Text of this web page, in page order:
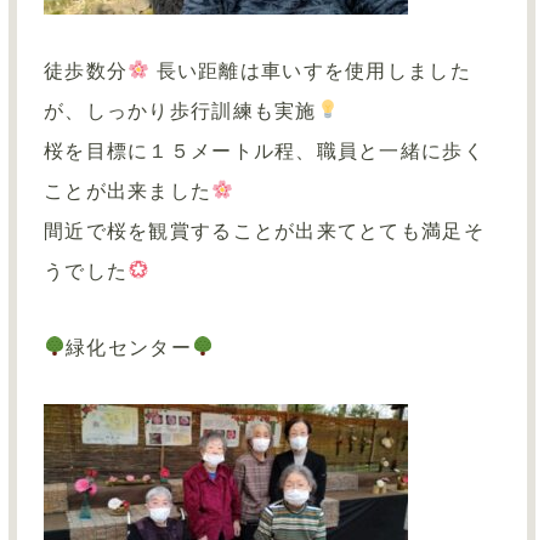
徒歩数分
長い距離は車いすを使用しました
が、しっかり歩行訓練も実施
桜を目標に１５メートル程、職員と一緒に歩く
ことが出来ました
間近で桜を観賞することが出来てとても満足そ
うでした
緑化センター